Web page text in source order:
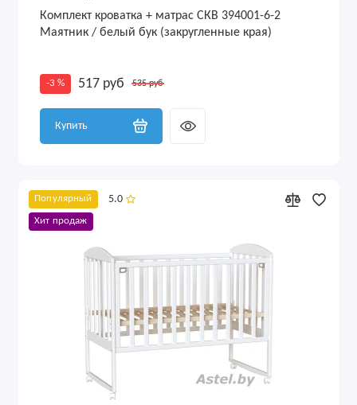
Комплект кроватка + матрас СКВ 394001-6-2
Маятник / белый бук (закругленные края)
-3 % 517 руб 535 руб
Купить
Популярный
Хит продаж
5.0